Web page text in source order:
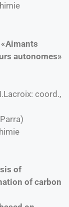
autonomes»
coord.,
of
of carbon